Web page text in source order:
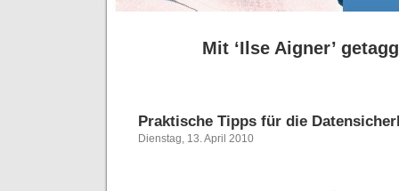
Mit ‘Ilse Aigner’
Praktische Tipps für die
Dienstag, 13. April 2010